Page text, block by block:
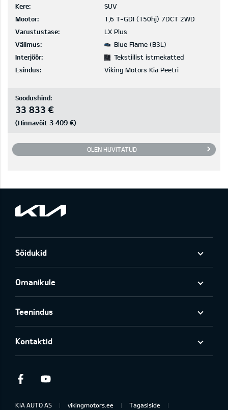
Kere:
SUV
Mootor:
1,6 T-GDI (150hj) 7DCT 2WD
Varustustase:
LX Plus
Välimus:
Blue Flame (B3L)
Interjöör:
Tekstiilist istmekatted
Esindus:
Viking Motors Kia Peetri
Soodushind:
33 833 €
(Hinnavõit 3 409 €)
OLEN HUVITATUD
Sõidukid
Omanikule
Teenindus
Kontaktid
Facebook
KIA AUTO AS vikingmotors.ee
Tagasiside